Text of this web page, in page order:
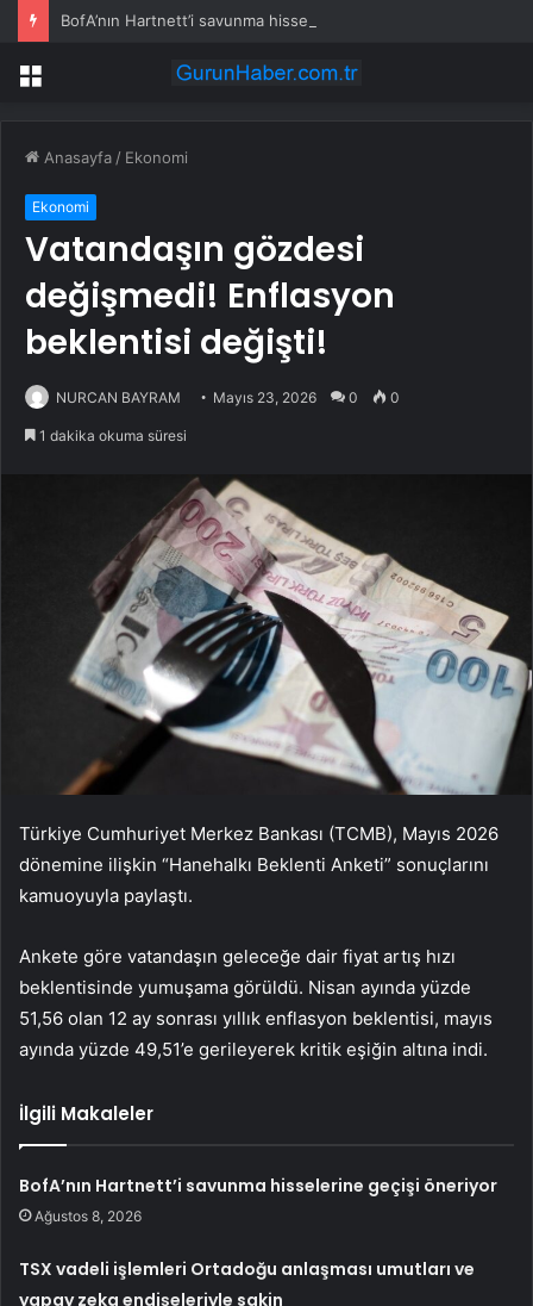
BofA’nın Hartnett’i savunma hisselerine geçişi öneriyor
Menü
Anasayfa / Ekonomi
Ekonomi
Vatandaşın gözdesi
değişmedi! Enflasyon
beklentisi değişti!
NURCAN BAYRAM Mayıs 23, 2026 0 0
1 dakika okuma süresi
Türkiye Cumhuriyet Merkez Bankası (TCMB), Mayıs 2026
dönemine ilişkin “Hanehalkı Beklenti Anketi” sonuçlarını
kamuoyuyla paylaştı.
Ankete göre vatandaşın geleceğe dair fiyat artış hızı
beklentisinde yumuşama görüldü. Nisan ayında yüzde
51,56 olan 12 ay sonrası yıllık enflasyon beklentisi, mayıs
ayında yüzde 49,51’e gerileyerek kritik eşiğin altına indi.
İlgili Makaleler
BofA’nın Hartnett’i savunma hisselerine geçişi öneriyor
Ağustos 8, 2026
TSX vadeli işlemleri Ortadoğu anlaşması umutları ve
yapay zeka endişeleriyle sakin